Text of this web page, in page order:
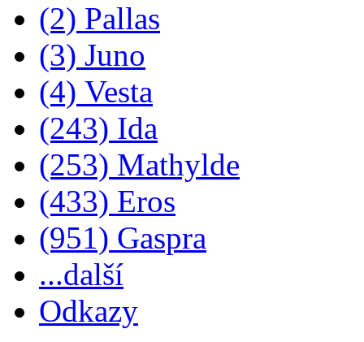
(2) Pallas
(3) Juno
(4) Vesta
(243) Ida
(253) Mathylde
(433) Eros
(951) Gaspra
...další
Odkazy